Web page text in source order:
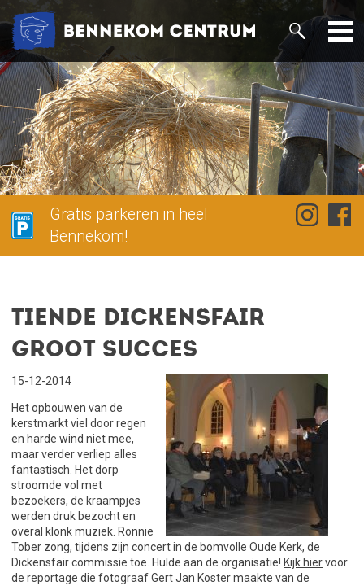
Gratis parkeren in heel
Bennekom!
Tiende Dickensfair
groot succes
15-12-2014
Het opbouwen van de
kerstmarkt viel door regen
en harde wind niet mee,
maar verder verliep alles
fantastisch. Het dorp
stroomde vol met
bezoekers, de kraampjes
werden druk bezocht en
overal klonk muziek. Ronnie
Tober zong, tijdens zijn concert in de bomvolle Oude Kerk, de
Dickensfair commissie toe. Hulde aan de organisatie! Kijk hiervoor
de reportage die fotograaf Gert Jan Koster maakte van de